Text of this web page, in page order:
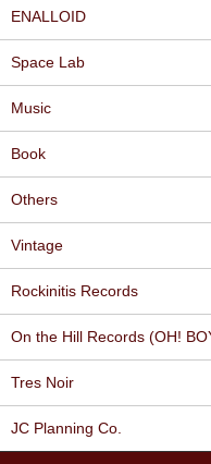
ENALLOID
Space Lab
Music
Book
Others
Vintage
Rockinitis Records
On the Hill Records (OH!
Tres Noir
JC Planning Co.